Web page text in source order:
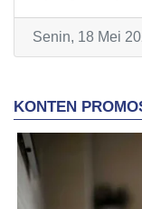
Senin, 18 Mei